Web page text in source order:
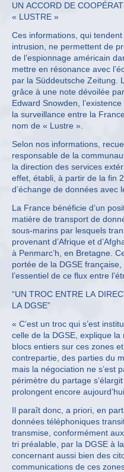
UN ACCORD DE
« LUSTRE »
Ces informations, qui
intrusion, ne permettent de
de l’espionnage américain
mettre en résonance avec
par la Süddeutsche Zeitung.
grâce à une note dévoilée
Edward Snowden,
la surveillance entre la
nom de « Lustre ».
Selon nos informations,
responsable de la
la direction des services
effet, établi, à partir de la fin
d’échange de données avec
La France bénéficie d’un
matière de transport de
sous-marins par lesquels
provenant d’Afrique et
à Penmarc’h, en Bretagne.
portée de la DGSE
l’essentiel de ce flux entre
“UN TROC ENTRE LA
LA DGSE”
« C’est un troc qui s’est
celle de la DGSE, explique
blocs entiers sur ces zones
contrepartie, des parties du
mais la négociation ne s’est
périmètre du partage
prolongent encore
Il paraît donc, a priori, en
données téléphoniques
transmise, conformément
tri préalable, par la DGSE à
concernant aussi bien des
communications de ces